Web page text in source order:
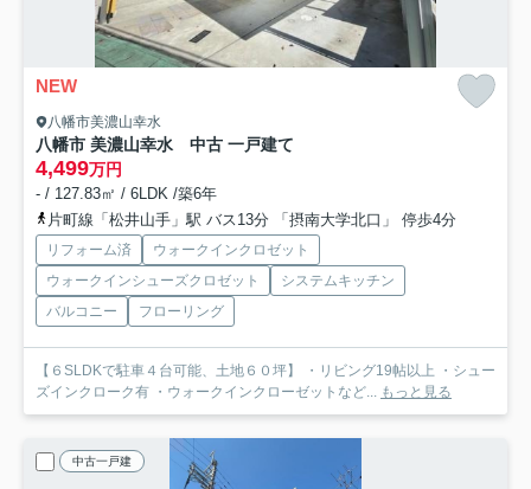
NEW
八幡市美濃山幸水
八幡市 美濃山幸水 中古 一戸建て
4,499万円
- / 127.83㎡ / 6LDK /築6年
片町線「松井山手」駅 バス13分 「摂南大学北口」 停歩4分
リフォーム済
ウォークインクロゼット
ウォークインシューズクロゼット
システムキッチン
バルコニー
フローリング
【６SLDKで駐車４台可能、土地６０坪】 ・リビング19帖以上 ・シュー
ズインクローク有 ・ウォークインクローゼットなど... もっと見る
中古一戸建